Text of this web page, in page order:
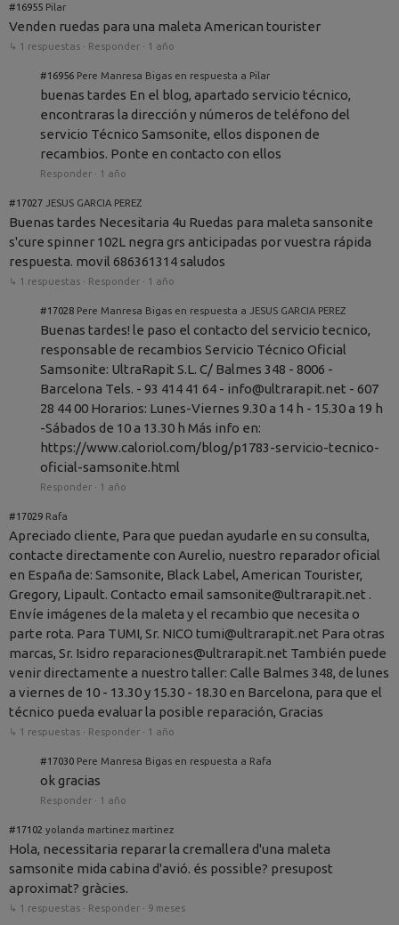
#16955 Pilar
Venden ruedas para una maleta American tourister
↳ 1 respuestas · Responder · 1 año
#16956 Pere Manresa Bigas en respuesta a Pilar
buenas tardes En el blog, apartado servicio técnico,
encontraras la dirección y números de teléfono del
servicio Técnico Samsonite, ellos disponen de
recambios. Ponte en contacto con ellos
Responder · 1 año
#17027 JESUS GARCIA PEREZ
Buenas tardes Necesitaria 4u Ruedas para maleta sansonite
s'cure spinner 102L negra grs anticipadas por vuestra rápida
respuesta. movil 686361314 saludos
↳ 1 respuestas · Responder · 1 año
#17028 Pere Manresa Bigas en respuesta a JESUS GARCIA PEREZ
Buenas tardes! le paso el contacto del servicio tecnico,
responsable de recambios Servicio Técnico Oficial
Samsonite: UltraRapit S.L. C/ Balmes 348 - 8006 -
Barcelona Tels. - 93 414 41 64 - info@ultrarapit.net - 607
28 44 00 Horarios: Lunes-Viernes 9.30 a 14 h - 15.30 a 19 h
-Sábados de 10 a 13.30 h Más info en:
https://www.caloriol.com/blog/p1783-servicio-tecnico-
oficial-samsonite.html
Responder · 1 año
#17029 Rafa
Apreciado cliente, Para que puedan ayudarle en su consulta,
contacte directamente con Aurelio, nuestro reparador oficial
en España de: Samsonite, Black Label, American Tourister,
Gregory, Lipault. Contacto email samsonite@ultrarapit.net .
Envíe imágenes de la maleta y el recambio que necesita o
parte rota. Para TUMI, Sr. NICO tumi@ultrarapit.net Para otras
marcas, Sr. Isidro reparaciones@ultrarapit.net También puede
venir directamente a nuestro taller: Calle Balmes 348, de lunes
a viernes de 10 - 13.30 y 15.30 - 18.30 en Barcelona, para que el
técnico pueda evaluar la posible reparación, Gracias
↳ 1 respuestas · Responder · 1 año
#17030 Pere Manresa Bigas en respuesta a Rafa
ok gracias
Responder · 1 año
#17102 yolanda martinez martinez
Hola, necessitaria reparar la cremallera d'una maleta
samsonite mida cabina d'avió. és possible? presupost
aproximat? gràcies.
↳ 1 respuestas · Responder · 9 meses